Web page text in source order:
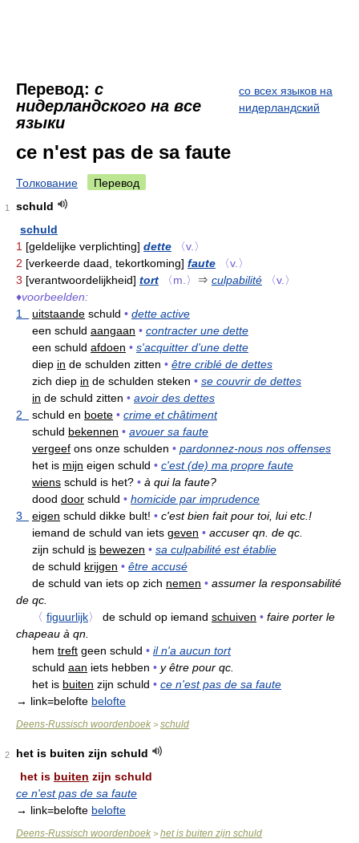
Перевод: с
нидерландского на все
языки
со всех языков на
нидерландский
ce n'est pas de sa faute
Толкование Перевод
1
schuld
schuld
1 [geldelijke verplichting] dette
〈v.〉
2 [verkeerde daad, tekortkoming] faute
〈v.〉
3 [verantwoordelijkheid] tort 〈m.〉 ⇒ culpabilité
〈v.〉
♦voorbeelden:
1
uitstaande schuld • dette active
een schuld aangaan • contracter une dette
een schuld afdoen • s'acquitter d'une dette
diep in de schulden zitten • être criblé de dettes
zich diep in de schulden steken • se couvrir de dettes
in de schuld zitten • avoir des dettes
2
schuld en boete • crime et châtiment
schuld bekennen • avouer sa faute
vergeef ons onze schulden • pardonnez-nous nos offenses
het is mijn eigen schuld • c'est (de) ma propre faute
wiens schuld is het? • à qui la faute?
dood door schuld • homicide par imprudence
3
eigen schuld dikke bult! • c'est bien fait pour toi, lui etc.!
iemand de schuld van iets geven • accuser qn. de qc.
zijn schuld is bewezen • sa culpabilité est établie
de schuld krijgen • être accusé
de schuld van iets op zich nemen • assumer la responsabilité
de qc.
〈 figuurlijk〉 de schuld op iemand schuiven • faire porter le
chapeau à qn.
hem treft geen schuld • il n'a aucun tort
schuld aan iets hebben • y être pour qc.
het is buiten zijn schuld • ce n'est pas de sa faute
→ link=belofte belofte
Deens-Russisch woordenboek > schuld
2
het is buiten zijn schuld
het is buiten zijn schuld
ce n'est pas de sa faute
→ link=belofte belofte
Deens-Russisch woordenboek > het is buiten zijn schuld